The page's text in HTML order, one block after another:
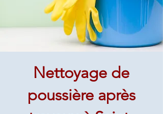
Nettoyage de
poussière après